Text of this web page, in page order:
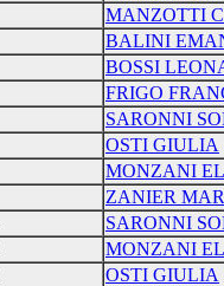
MANZOTTI
BALINI
BOSSI
FRIGO
SARONNI
OSTI GIULIA
MONZANI
ZANIER
SARONNI
MONZANI
OSTI GIULIA